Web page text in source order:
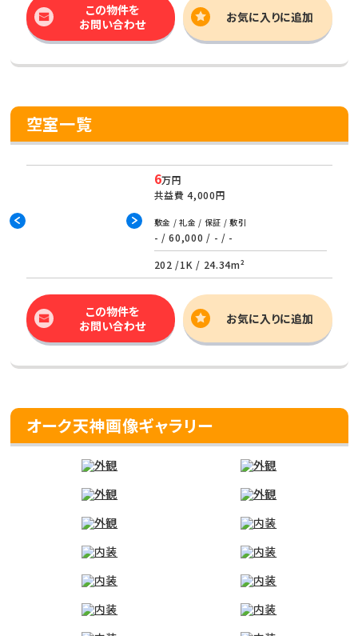
この物件を
お問い合わせ
お気に入りに追加
空室一覧
6万円
共益費4,000円
敷金 / 礼金 / 保証 / 敷引
- / 60,000 / - / -
202 /1K / 24.34m²
この物件を
お問い合わせ
お気に入りに追加
オーク天神画像ギャラリー